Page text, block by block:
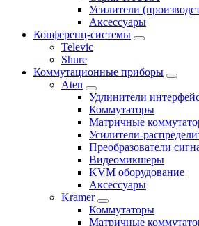
Усилители
Аксессуары
Конференц-системы
Televic
Shure
Коммутационные приборы
Aten
Удлинители
Коммутаторы
Матричные
Усилители-
Преобразователи
Видеомикшеры
KVM оборудование
Аксессуары
Kramer
Коммутаторы
Матричные